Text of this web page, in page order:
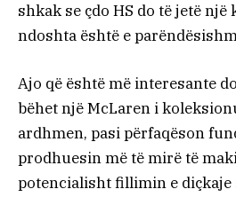
shkak se çdo HS do të jetë
ndoshta është e
Ajo që është më interesante
bëhet një McLaren i
ardhmen, pasi përfaqëson
prodhuesin më të mirë të
potencialisht fillimin e